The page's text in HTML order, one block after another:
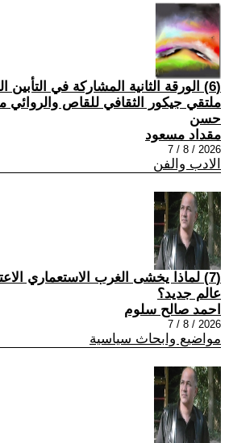
(6) الورقة الثانية المشاركة في التأبين
ملتقي جيكور الثقافي للقاص والروائي
حسن
مقداد مسعود
2026 / 8 / 7
الادب والفن
(7) لماذا يخشى الغرب الاستعماري
عالم جديد؟
احمد صالح سلوم
2026 / 8 / 7
مواضيع وابحاث سياسية